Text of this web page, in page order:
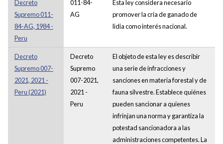
Decreto
Supremo 011-
84-AG, 1984 -
Peru
011-84-
AG
Esta ley considera necesario
promover la cría de ganado de
lidia como interés nacional.
Decreto
Supremo 007-
2021, 2021 -
Peru (2021)
Decreto
Supremo
007-2021,
2021 -
Peru
El objeto de esta ley es describir
una serie de infracciones y
sanciones en materia forestal y de
fauna silvestre. Establece quiénes
pueden sancionar a quienes
infrinjan una norma y garantiza la
potestad sancionadora a las
administraciones competentes. La